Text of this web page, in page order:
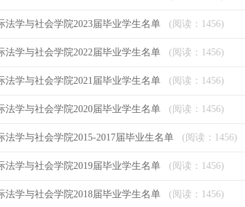
法学与社会学院2023届毕业学生名单 (阅读： 1456)
法学与社会学院2022届毕业学生名单 (阅读： 1456)
法学与社会学院2021届毕业学生名单 (阅读： 1456)
法学与社会学院2020届毕业学生名单 (阅读： 1456)
法学与社会学院2015-2017届毕业生名单 (阅读： 1456)
法学与社会学院2019届毕业学生名单 (阅读： 1456)
法学与社会学院2018届毕业学生名单 (阅读： 1456)